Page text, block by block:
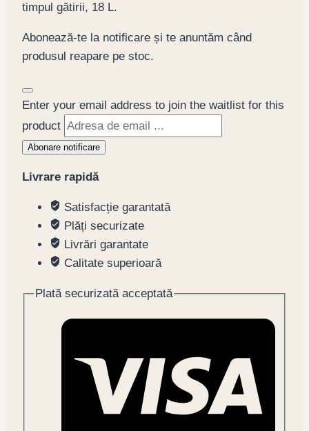
timpul gătirii, 18 L.
Abonează-te la notificare și te anuntăm când
produsul reapare pe stoc.
Dismiss
notification
Enter your email address to join the waitlist for this
product
Abonare notificare
Livrare rapidă
Satisfacție garantată
Plăți securizate
Livrări garantate
Calitate superioară
Plată securizată acceptată